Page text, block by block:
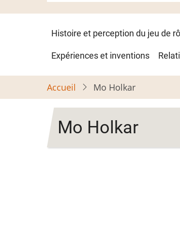
Navigation
principale
Histoire et perception du jeu de
Expériences et inventions
Accueil Mo Holkar
Mo Holkar